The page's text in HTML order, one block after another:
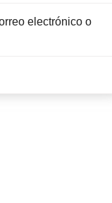
electrónico o